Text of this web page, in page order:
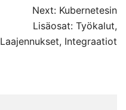
Next: Kubernetesin
Lisäosat: Työkalut,
Laajennukset, Integraatiot